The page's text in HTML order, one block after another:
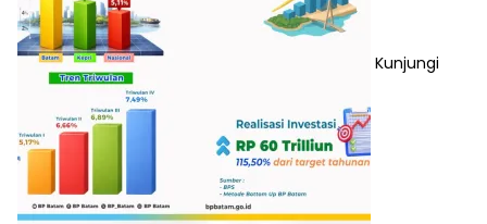
Kunjungi